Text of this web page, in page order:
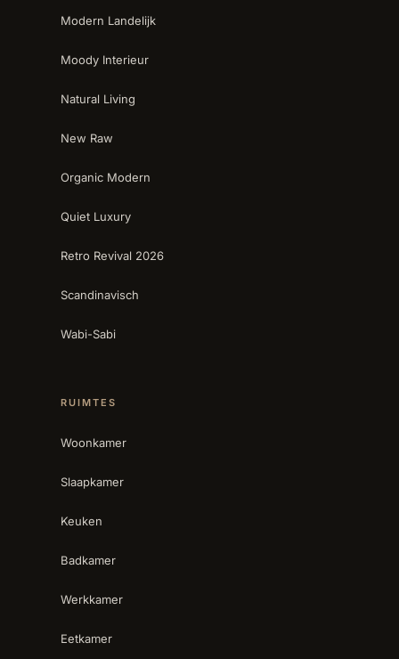
Modern Landelijk
Moody Interieur
Natural Living
New Raw
Organic Modern
Quiet Luxury
Retro Revival 2026
Scandinavisch
Wabi-Sabi
RUIMTES
Woonkamer
Slaapkamer
Keuken
Badkamer
Werkkamer
Eetkamer